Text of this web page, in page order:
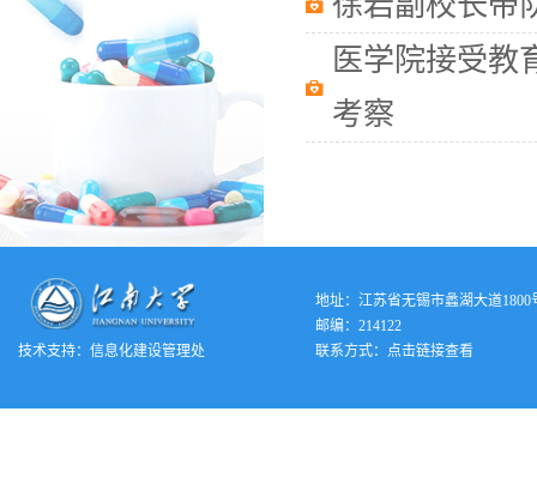
医学院接受教
考察
技术支持： 信息化建设管理处
地址：江苏省无锡市蠡湖大道1800
邮编：214122
联系方式：
点击链接查看